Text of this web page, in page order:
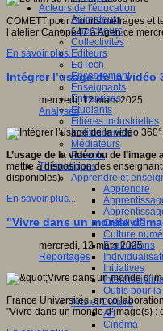
Acteurs de l'éducation
Animateurs
Chercheurs
Collectivités
Editeurs
EdTech
Encadrement
Enseignants
Entreprises
Etudiants
Filières industrielles
Institutionnels
Médiateurs
Parents
Thématiques
Apprendre et
Apprendre
Créativité
Culture
Evaluations
Initiatives
Outils pour
Arts et Culture
Art
Cinéma
COMETT pour Courts métrages et
l’atelier Canopé47 à Agen ce
En savoir plus...
Intégrer l’usage de la vidéo
mercredi, 12 mars 2025
Analyses
L’usage de la vidéo ou de
mettre à disposition des
disponibles).
En savoir plus...
"Vivre dans un monde
mercredi, 12 mars 2025
Reportages
France Universités, en
"Vivre dans un monde d’image(s)